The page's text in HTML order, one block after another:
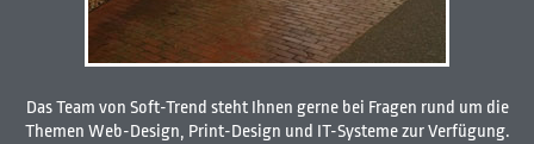
Das Team von Soft-Trend steht Ihnen gerne bei Fragen rund um die
Themen Web-Design, Print-Design und IT-Systeme zur Verfügung.